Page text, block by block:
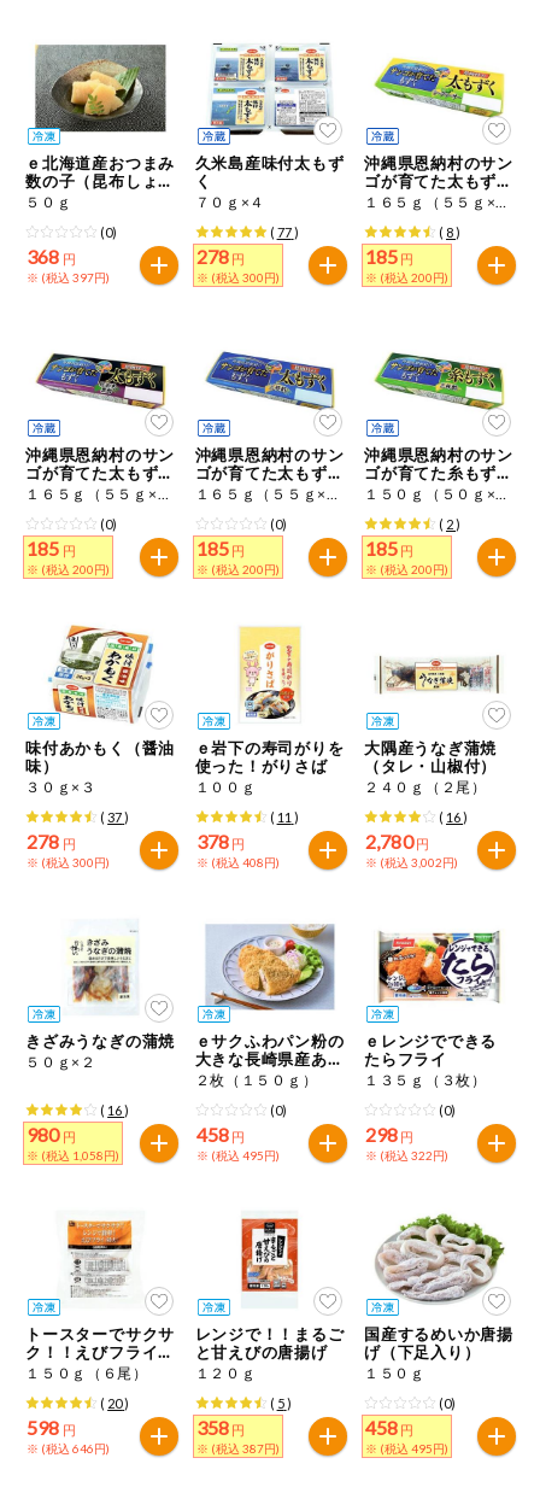
推しコープ
ｅ北海道産おつまみ
数の子（昆布しょう
ゆ味）
５０ｇ
(0)
368 円
※ (税込 397円)
久米島産味付太もず
く
７０ｇ×４
( 77)
278 円
※ (税込 300円)
沖縄県恩納村のサン
ゴが育てた太もずく
シークヮーサー
１６５ｇ（５５ｇ×３）
( 8)
185 円
※ (税込 200円)
沖縄県恩納村のサン
ゴが育てた太もず
く 純玄米黒酢
１６５ｇ（５５ｇ×３）
(0)
185 円
※ (税込 200円)
沖縄県恩納村のサン
ゴが育てた太もず
く 三杯酢
１６５ｇ（５５ｇ×３）
(0)
185 円
※ (税込 200円)
沖縄県恩納村のサン
ゴが育てた糸もず
く 三杯酢
１５０ｇ（５０ｇ×３）
( 2)
185 円
※ (税込 200円)
味付あかもく（醤油
味）
３０ｇ×３
(37)
278 円
※ (税込 300円)
ｅ岩下の寿司がりを
使った！がりさば
１００ｇ
( 11 )
378 円
※ (税込 408円)
大隅産うなぎ蒲焼
（タレ・山椒付）
２４０ｇ（２尾）
( 16)
2,780 円
※ (税込 3,002円)
きざみうなぎの蒲焼
５０ｇ×２
( 16)
980 円
※ (税込 1,058円)
ｅサクふわパン粉の
大きな長崎県産あじ
フライ
２枚（１５０ｇ）
(0)
458 円
※ (税込 495円)
ｅレンジでできる
たらフライ
１３５ｇ（３枚）
(0)
298 円
※ (税込 322円)
トースターでサクサ
ク！！えびフライ
（特大）
１５０ｇ（６尾）
( 20)
598 円
※ (税込 646円)
レンジで！！まるご
と甘えびの唐揚げ
１２０ｇ
( 5)
358 円
※ (税込 387円)
国産するめいか唐揚
げ（下足入り）
１５０ｇ
(0)
458 円
※ (税込 495円)